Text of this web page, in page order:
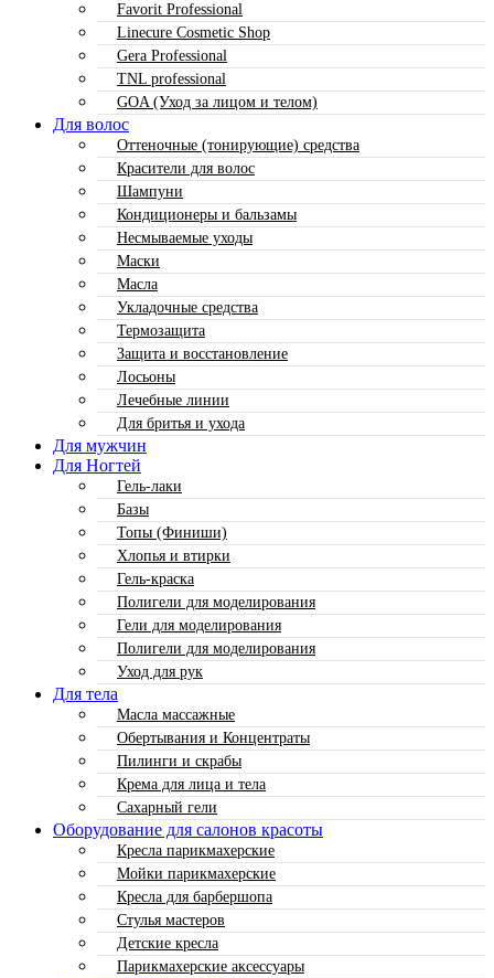
Favorit Professional
Linecure Cosmetic Shop
Gera Professional
TNL professional
GOA (Уход за лицом и телом)
Для волос
Оттеночные (тонирующие) средства
Красители для волос
Шампуни
Кондиционеры и бальзамы
Несмываемые уходы
Маски
Масла
Укладочные средства
Термозащита
Защита и восстановление
Лосьоны
Лечебные линии
Для бритья и ухода
Для мужчин
Для Ногтей
Гель-лаки
Базы
Топы (Финиши)
Хлопья и втирки
Гель-краска
Полигели для моделирования
Гели для моделирования
Полигели для моделирования
Уход для рук
Для тела
Масла массажные
Обертывания и Концентраты
Пилинги и скрабы
Крема для лица и тела
Сахарный гели
Оборудование для салонов красоты
Кресла парикмахерские
Мойки парикмахерские
Кресла для барбершопа
Стулья мастеров
Детские кресла
Парикмахерские аксессуары